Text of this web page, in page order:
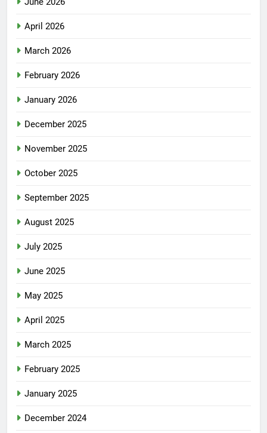
April 2026
March 2026
February 2026
January 2026
December 2025
November 2025
October 2025
September 2025
August 2025
July 2025
June 2025
May 2025
April 2025
March 2025
February 2025
January 2025
December 2024